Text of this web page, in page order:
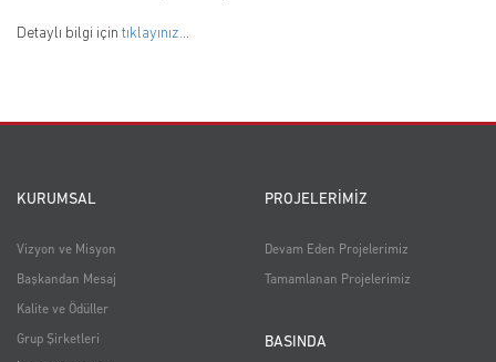
Detaylı bilgi için tıklayınız
KURUMSAL
Vizyon ve Misyon
Başkandan Mesaj
Kalite ve Ödüller
Grup Şirketleri
PROJELERİMİZ
Devam Eden Projelerimiz
Tamamlanan Projelerimiz
BASINDA